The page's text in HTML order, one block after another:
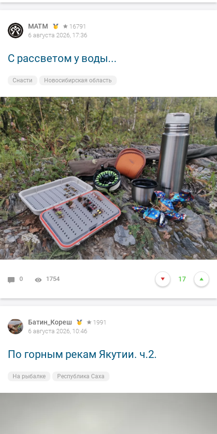
MATM
16791
6 августа 2026, 17:36
С рассветом у воды...
Снасти Новосибирская область
0 1754 17
Батин_Кореш
1991
6 августа 2026, 10:46
По горным рекам Якутии. ч.2.
На рыбалке Республика Саха